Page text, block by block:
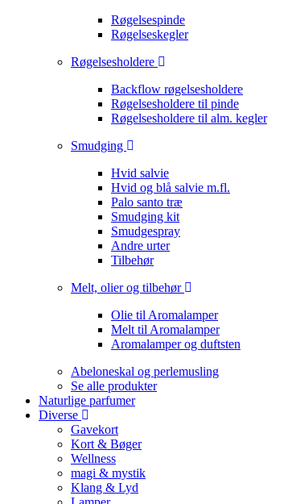
Røgelsespinde
Røgelseskegler
Røgelsesholdere
Backflow røgelsesholdere
Røgelsesholdere til pinde
Røgelsesholdere til alm. kegler
Smudging
Hvid salvie
Hvid og blå salvie m.fl.
Palo santo træ
Smudging kit
Smudgespray
Andre urter
Tilbehør
Melt, olier og tilbehør
Olie til Aromalamper
Melt til Aromalamper
Aromalamper og duftsten
Abeloneskal og perlemusling
Se alle produkter
Naturlige parfumer
Diverse
Gavekort
Kort & Bøger
Wellness
magi & mystik
Klang & Lyd